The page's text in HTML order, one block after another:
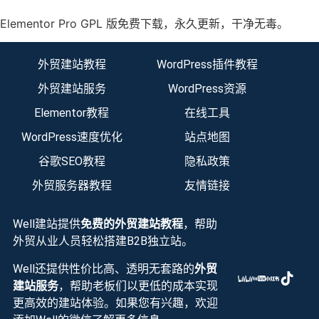
Elementor Pro GPL 版免费下载，永久更新，干净无毒。
外贸建站教程
外贸建站服务
Elementor教程
WordPress速度优化
谷歌SEO教程
外贸服务器教程
WordPress插件教程
WordPress资源
在线工具
站点地图
隐私政策
友情链接
Well建站提供免费的外贸建站教程，帮助
外贸从业人员轻松搭建B2B独立站。
Well还提供性价比高、透明无套路的外贸
建站服务，帮助老板们以更低的成本实现
更高效的建站体验。如果您有兴趣，欢迎